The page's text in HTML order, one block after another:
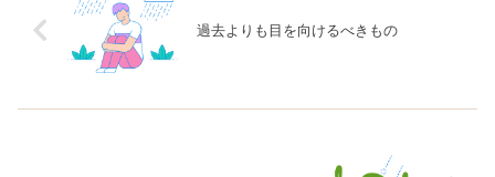
過去よりも目を向けるべきもの